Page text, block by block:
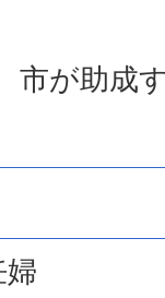
市が助成